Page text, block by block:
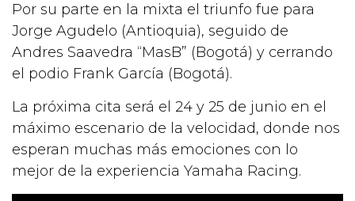
Por su parte en la mixta el triunfo fue para
Jorge Agudelo (Antioquia), seguido de
Andres Saavedra “MasB” (Bogotá) y cerrando
el podio Frank García (Bogotá).
La próxima cita será el 24 y 25 de junio en el
máximo escenario de la velocidad, donde nos
esperan muchas más emociones con lo
mejor de la experiencia Yamaha Racing.